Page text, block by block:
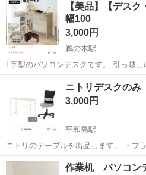
【美品】【デス
幅100
3,000円
鵜の木駅
L字型のパソコンデスクです。 引っ越
します。 ３年間利用しましたが美品です。 定価 14,990円 大
の木の自宅まで取りにいらしてくださ
渡し可...
鵜の木駅
ニトリデスクのみ
3,000円
平和島駅
ニトリのテーブルを出品します。 ・ブランド：ニトリ ・内容：テーブ
ル1台 ・状態：デスクは傷&汚れほぼな
す。 中古品にご理解のある方のみご購
東京 大田区 平和島駅 テー
作業机 パソコン